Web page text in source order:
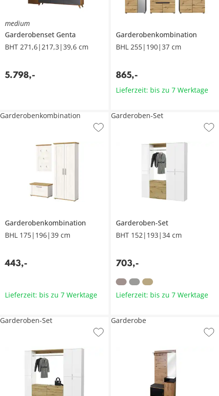
medium
Garderobenset Genta
BHT 271,6|217,3|39,6 cm
5.798,-
Garderobenkombination
BHL 255|190|37 cm
865,-
Lieferzeit: bis zu 7 Werktage
Garderobenkombination
BHL 175|196|39 cm
443,-
Garderobenkombination
Lieferzeit: bis zu 7 Werktage
Garderoben-Set
BHT 152|193|34 cm
703,-
Garderoben-Set
Lieferzeit: bis zu 7 Werktage
Garderoben-Set Garderobe